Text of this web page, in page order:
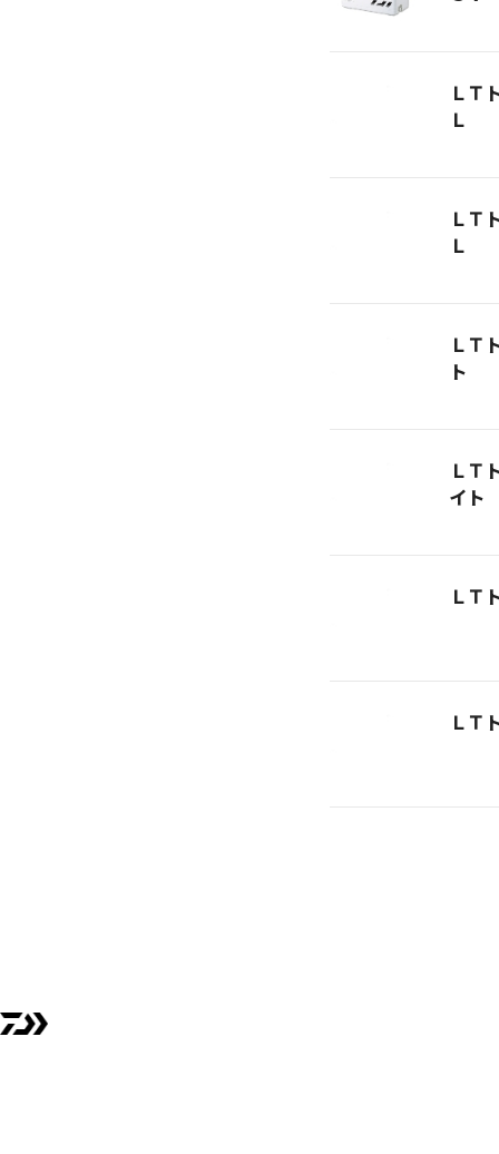
ＬＴ
Ｌ
ＬＴ
Ｌ
ＬＴ
ト
ＬＴ
イト
ＬＴ
ＬＴ